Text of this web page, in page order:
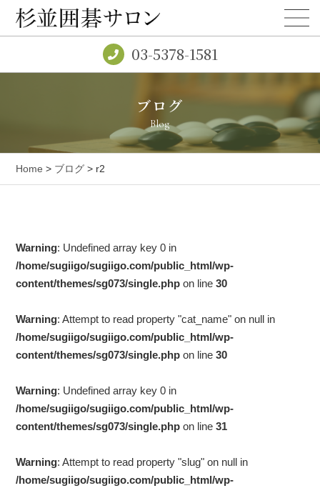
03-5378-1581
ブログ
Blog
Home > ブログ > r2
Warning: Undefined array key 0 in
/home/sugiigo/sugiigo.com/public_html/wp-
content/themes/sg073/single.php on line30
Warning: Attempt to read property "cat_name" on null in
/home/sugiigo/sugiigo.com/public_html/wp-
content/themes/sg073/single.php on line30
Warning: Undefined array key 0 in
/home/sugiigo/sugiigo.com/public_html/wp-
content/themes/sg073/single.php on line31
Warning: Attempt to read property "slug" on null in
/home/sugiigo/sugiigo.com/public_html/wp-